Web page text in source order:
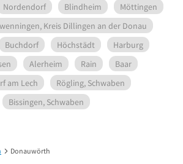
Nordendorf Blindheim
Möttingen
Kreis Dillingen an der Donau
Buchdorf Höchstädt
Harburg
Alerheim Rain
Baar
am Lech
Rögling, Schwaben
Bissingen, Schwaben
Donauwörth